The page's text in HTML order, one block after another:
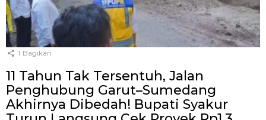
1 Bagikan
11 Tahun Tak Tersentuh, Jalan
Penghubung Garut–Sumedang
Akhirnya Dibedah! Bupati Syakur